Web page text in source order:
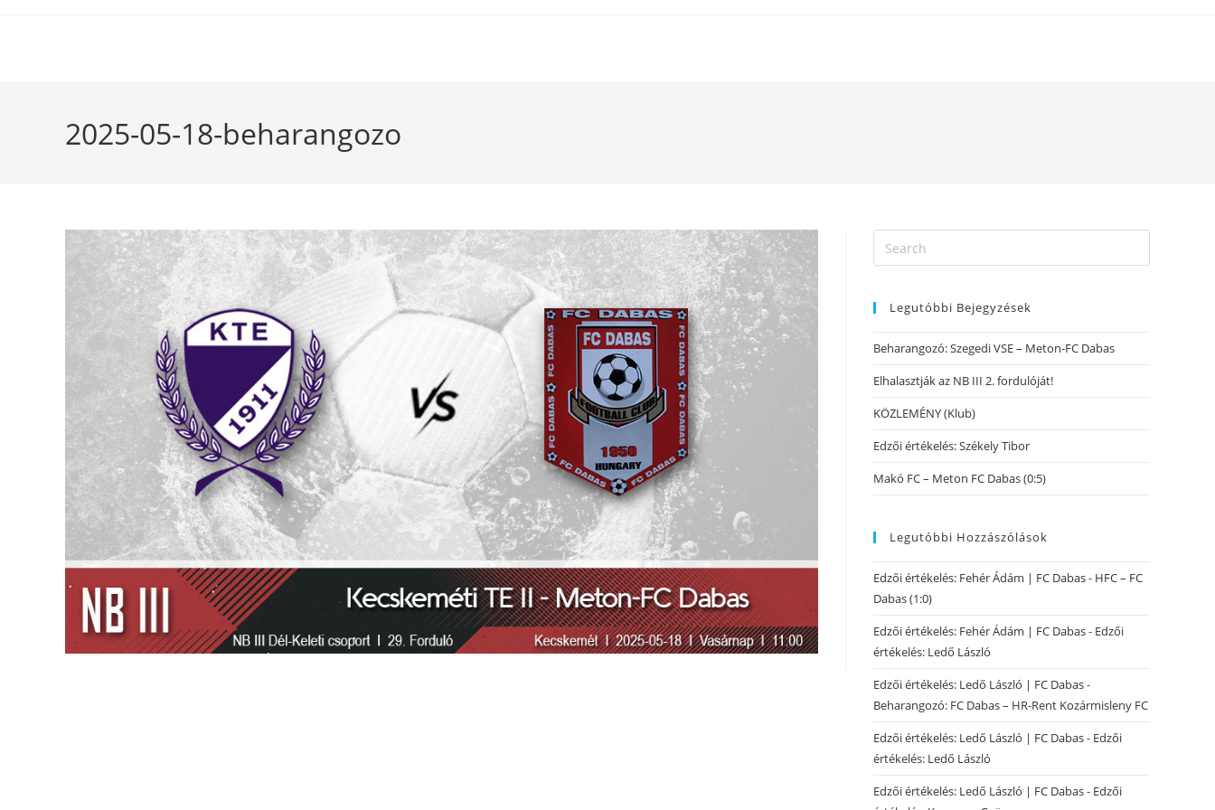
2025-05-18-beharangozo
Legutóbbi Bejegyzések
Beharangozó: Szegedi VSE – Meton-FC Dabas
Elhalasztják az NB III 2. fordulóját!
KÖZLEMÉNY (Klub)
Edzői értékelés: Székely Tibor
Makó FC – Meton FC Dabas (0:5)
Legutóbbi Hozzászólások
Edzői értékelés: Fehér Ádám | FC Dabas- HFC – FC
Dabas (1:0)
Edzői értékelés: Fehér Ádám | FC Dabas- Edzői
értékelés: Ledő László
Edzői értékelés: Ledő László | FC Dabas-
Beharangozó: FC Dabas – HR-Rent Kozármisleny FC
Edzői értékelés: Ledő László | FC Dabas- Edzői
értékelés: Ledő László
Edzői értékelés: Ledő László | FC Dabas- Edzői